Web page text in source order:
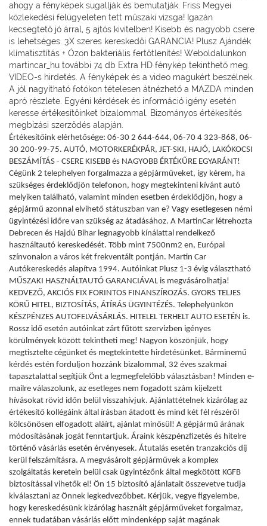
ahogy a fényképek sugallják és bemutatják. Friss Megyei
közlekedési felügyeleten tett műszaki vizsga! Igazán
kecsegtető jó árral, 5 ajtós kivitelben! Kisebb és nagyobb csere
is lehetséges. 3X szeres kereskedői GARANCIA! Plusz Ajándék
klímatisztítás + Ózon bakteriális fertőtlenítés! Weboldalunkon
martincar_hu további 74 db Extra HD fénykép tekinthető meg.
VIDEO-s hirdetés. A fényképek és a video magukért beszélnek.
A jól nagyítható fotókon tételesen átnézhető a MAZDA minden
apró részlete. Egyéni kérdések és információ igény esetén
keresse értékesítőinket bizalommal. Bizományos értékesítés
megbízási szerződés alapján.
Értékesítőink elérhetősége: 06-30 2 644-644, 06-70 4 323-868, 06-
30 200-99-75. AUTÓ, MOTORKERÉKPÁR, JET-SKI, HAJÓ, LAKÓKOCSI
BESZÁMÍTÁS - CSERE KISEBB és NAGYOBB ÉRTÉKŰRE EGYARÁNT!
Cégünk 2 telephelyen forgalmazza a gépjárműveket, így kérem, ha
szükséges érdeklődjön telefonon, hogy megtekinteni kívánt autó
melyiken található, valamint minden esetben érdeklődjön, hogy a
gépjármű azonnal elvihető státuszban van e? Vagy esetlegesen némi
ügyintézési időre van szükség az átadásához. A MartinCar létrehozta
Debrecen és Hajdú Bihar legnagyobb kínálattal rendelkező
használtautó kereskedését. Több mint 7500nm2 en, Európai
színvonalon a város két frekventált pontján. Martin Car
Autókereskedés alapítva 1994. Autóinkat Plusz 1-3 évig választható
MŰSZAKI HASZNÁLTAUTÓ GARANCIÁVAL is megvásárolhatja!
KEDVEZŐ, AKCIÓS FIX FORINTOS FINANSZÍROZÁS. GYORS TELJES
KÖRŰ HITEL, BIZTOSÍTÁS, ÁTÍRÁS ÜGYINTÉZÉS. Telephelyünkön
KÉSZPÉNZES AUTOFELVÁSÁRLÁS. HITELEL TERHELT AUTO ESETÉN is.
Rossz idő esetén autóinkat zárt fűtött szervizben igényes
körülmények között tekintheti meg! Nagyon köszönjük, hogy
megtisztelte cégünket és megtekintette hirdetésünket. Bárminemű
kérdés estén forduljon hozzánk bizalommal, 32 éves szakmai
tapasztalattal segítjük Önt a legmegfelelőbb választásban! Minden e-
mailre válaszolunk, az esetleges nem fogadott szám kijelzett
hívásokat rövid időn belül visszahívjuk. Ajánlattételnek kizárólag az
értékesítő kollégáink által írásban átadott és mind két fél részéről
kölcsönösen elfogadott aláírt, ajánlat minősül! A gépjármű árának
módosításának jogát fenntartjuk. Áraink készpénzfizetés és hitelre
történő vásárlás esetén érvényesek. Átutalás esetén tranzakciós díj
kerül felszámításra. A megvásárolt gépjárművek a komplex
szolgáltatás keretein belül csak ügyintézőnk által megkötött KGFB
biztosítással vihetők el! Ön 15 biztosító ajánlatait összevetve tudja
kiválasztani az Önnek legkedvezőbbet. Kérjük, vegye figyelembe,
hogy kereskedésünk kizárólag használt gépjárműveket forgalmaz,
ennek tudatában vásárlás előtt mindenképp saját magának